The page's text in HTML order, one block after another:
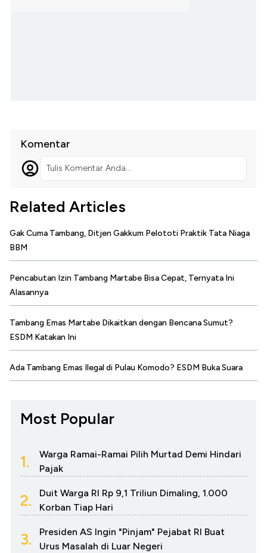
Komentar
Tulis Komentar Anda...
Related Articles
Gak Cuma Tambang, Ditjen Gakkum Pelototi Praktik Tata Niaga
BBM
Pencabutan Izin Tambang Martabe Bisa Cepat, Ternyata Ini
Alasannya
Tambang Emas Martabe Dikaitkan dengan Bencana Sumut?
ESDM Katakan Ini
Ada Tambang Emas Ilegal di Pulau Komodo? ESDM Buka Suara
Most Popular
1.
Warga Ramai-Ramai Pilih Murtad Demi Hindari
Pajak
2.
Duit Warga RI Rp 9,1 Triliun Dimaling, 1.000
Korban Tiap Hari
3.
Presiden AS Ingin "Pinjam" Pejabat RI Buat
Urus Masalah di Luar Negeri